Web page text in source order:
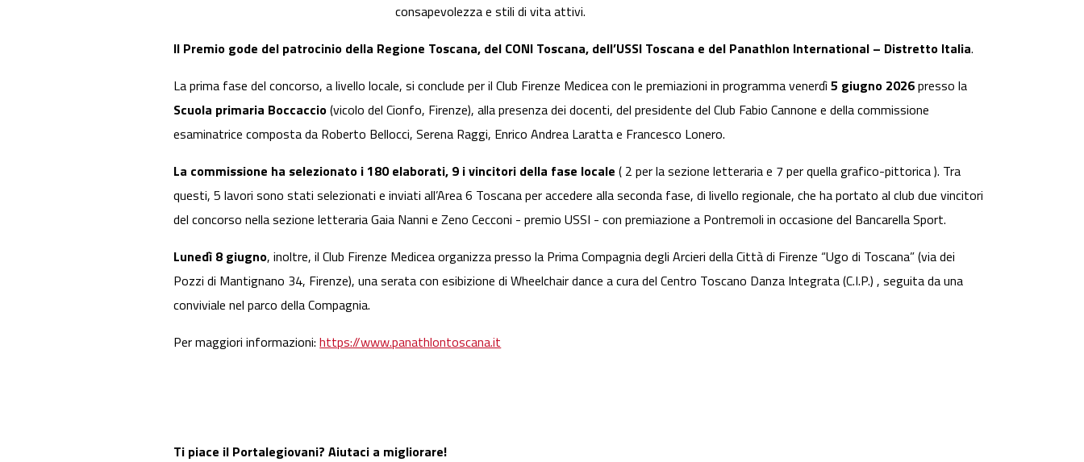
consapevolezza e stili di vita attivi.
Il Premio gode del patrocinio della Regione Toscana, del CONI Toscana, dell’USSI Toscana e del Panathlon International – Distretto Italia.
La prima fase del concorso, a livello locale, si conclude per il Club Firenze Medicea con le premiazioni in programma venerdì5 giugno 2026presso la
Scuola primaria Boccaccio(vicolo del Cionfo, Firenze), alla presenza dei docenti, del presidente del Club Fabio Cannone e della commissione
esaminatrice composta da Roberto Bellocci, Serena Raggi, Enrico Andrea Laratta e Francesco Lonero.
La commissione ha selezionato i 180 elaborati, 9 i vincitori della fase locale ( 2 per la sezione letteraria e 7 per quella grafico-pittorica ). Tra
questi, 5 lavori sono stati selezionati e inviati all’Area 6 Toscana per accedere alla seconda fase, di livello regionale, che ha portato al club due vincitori
del concorso nella sezione letteraria Gaia Nanni e Zeno Cecconi - premio USSI - con premiazione a Pontremoli in occasione del Bancarella Sport.
Lunedì 8 giugno, inoltre, il Club Firenze Medicea organizza presso la Prima Compagnia degli Arcieri della Città di Firenze “Ugo di Toscana” (via dei
Pozzi di Mantignano 34, Firenze), una serata con esibizione di Wheelchair dance a cura del Centro Toscano Danza Integrata (C.I.P.) , seguita da una
conviviale nel parco della Compagnia.
Per maggiori informazioni:https://www.panathlontoscana.it
Ti piace il Portalegiovani? Aiutaci a migliorare!